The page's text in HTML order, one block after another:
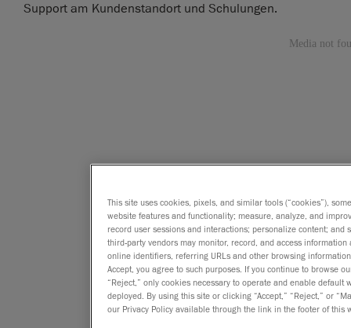
Support am Kundenstandort und Schulungen.
This site uses cookies, pixels, and similar tools (“cookies”),
website features and functionality; measure, analyze, and
record user sessions and interactions; personalize content;
third-party vendors may monitor, record, and access
online identifiers, referring URLs and other browsing
Accept, you agree to such purposes. If you continue to browse
“Reject,” only cookies necessary to operate and enable
deployed. By using this site or clicking “Accept,” “Reject,” or
our Privacy Policy available through the link in the footer of this